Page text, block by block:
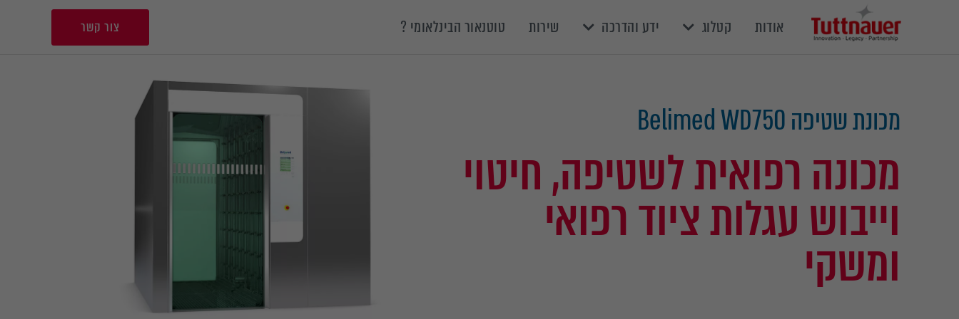
אודות קטלוג ידע והדרכה שירות טוטנאור הבינלאומי ? צור קשר
מכונת שטיפה Belimed WD750
מכונה רפואית לשטיפה, חיטוי
וייבוש עגלות ציוד רפואי
ומשקי